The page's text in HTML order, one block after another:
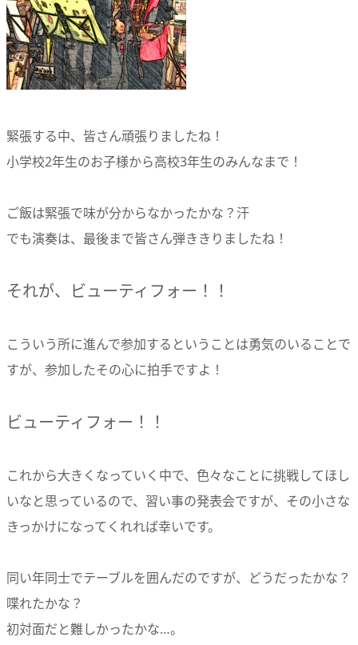
緊張する中、皆さん頑張りましたね！
小学校2年生のお子様から高校3年生のみんなまで！
ご飯は緊張で味が分からなかったかな？汗
でも演奏は、最後まで皆さん弾ききりましたね！
それが、ビューティフォー！！
こういう所に進んで参加するということは勇気のいることで
すが、参加したその心に拍手ですよ！
ビューティフォー！！
これから大きくなっていく中で、色々なことに挑戦してほし
いなと思っているので、習い事の発表会ですが、その小さな
きっかけになってくれれば幸いです。
同い年同士でテーブルを囲んだのですが、どうだったかな？
喋れたかな？
初対面だと難しかったかな…。